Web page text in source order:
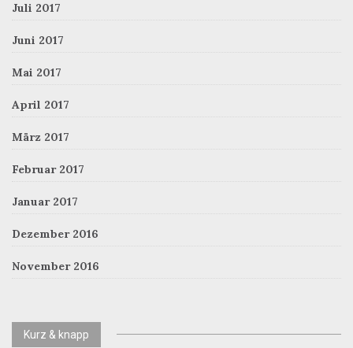
Juli 2017
Juni 2017
Mai 2017
April 2017
März 2017
Februar 2017
Januar 2017
Dezember 2016
November 2016
Kurz & knapp